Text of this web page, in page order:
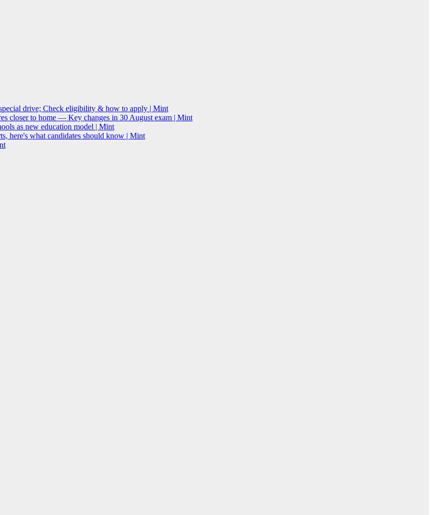
drive; Check eligibility & how to apply | Mint
closer to home — Key changes in 30 August exam | Mint
as new education model | Mint
here's what candidates should know | Mint